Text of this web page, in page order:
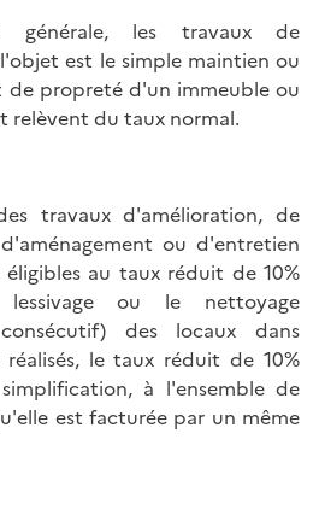
générale, les travaux de
est le simple maintien ou
de propreté d'un immeuble ou
relèvent du taux normal.
travaux d'amélioration, de
ou d'entretien
éligibles au taux réduit de 10%
ou le nettoyage
des locaux dans
le taux réduit de 10%
à l'ensemble de
est facturée par un même